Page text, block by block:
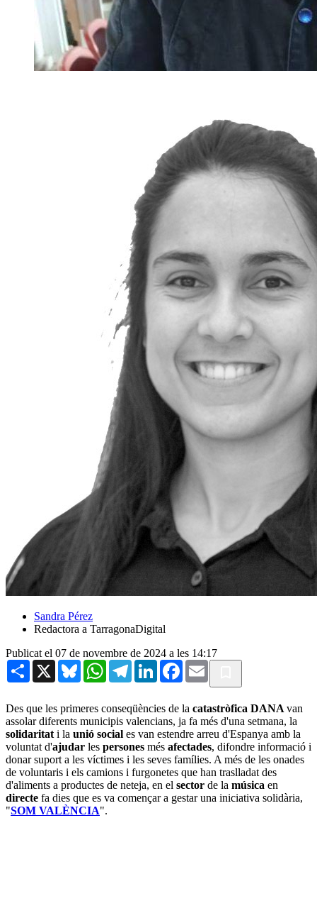
Sandra Pérez
Redactora a TarragonaDigital
Publicat el 07 de novembre de 2024 a les 14:17
Share X BlueskyWhatsAppTelegramLinkedInFacebook
Email
Des que les primeres conseqüències de la catastròfica DANA van
assolar diferents municipis valencians, ja fa més d'una setmana, la
solidaritat i la unió social es van estendre arreu d'Espanya amb la
voluntat d'ajudar les persones més afectades, difondre informació i
donar suport a les víctimes i les seves famílies. A més de les onades
de voluntaris i els camions i furgonetes que han traslladat des
d'aliments a productes de neteja, en el sector de la música en
directe fa dies que es va començar a gestar una iniciativa solidària,
"SOM VALÈNCIA".